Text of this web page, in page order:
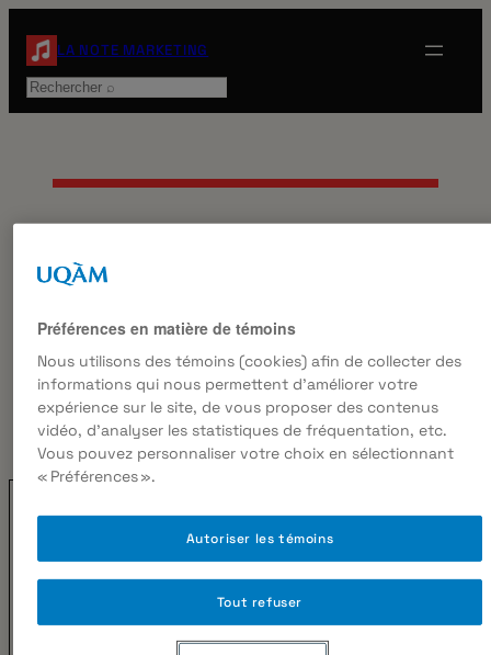
contenu
LA NOTE MARKETING
Rechercher
ÉTIQUETTE :
DE CRISE
Préférences en matière de témoins
Nous utilisons des témoins (cookies) afin de collecter des
informations qui nous permettent d’améliorer votre
expérience sur le site, de vous proposer des contenus
vidéo, d’analyser les statistiques de fréquentation, etc.
Vous pouvez personnaliser votre choix en sélectionnant
« Préférences ».
Tout refuser
Autoriser les témoins